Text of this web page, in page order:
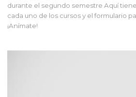
durante el segundo semestre Aquí
cada uno de los cursos y el formulario
¡Anímate!